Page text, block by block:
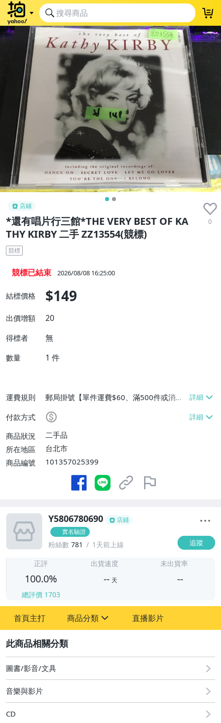
店鋪
*還有唱片行三館*THE VERY BEST OF KA
THY KIRBY 二手 ZZ13554(競標)
0
競標
競標已結束 2026/08/08 16:25:00
結標價格 $149
出價增額 20
得標者 無
數量 1 件
運費規則
郵局掛號【單件運費$60、滿500件或消費
滿$20000免運費】
付款方式
商品狀況
二手品
所在地區
台北市
商品編號
101357025399
Y5806780690
店鋪
實名驗證
粉絲數 781 1天前上線 追蹤
正評
100.0%
總評價 1703
出貨速度
-- 天
未出貨率
--
首頁主打 商品分類
其它
直播影片
圖書/影音/文具
音樂與影片
CD